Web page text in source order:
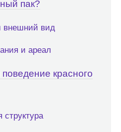
пак?
внешний вид
и ареал
красного
структура